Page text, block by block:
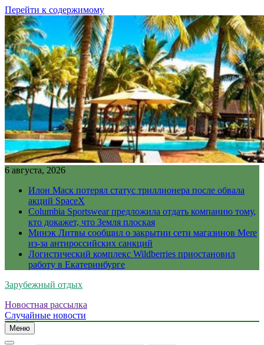
Перейти к содержимому
6 августа, 2026
Илон Маск потерял статус триллионера после обвала
акций SpaceX
Columbia Sportswear предложила отдать компанию тому,
кто докажет, что Земля плоская
Минэк Литвы сообщил о закрытии сети магазинов Mere
из-за антироссийских санкций
Логистический комплекс Wildberries приостановил
работу в Екатеринбурге
Зарубежный отдых
Новостная рассылка
Случайные новости
Меню